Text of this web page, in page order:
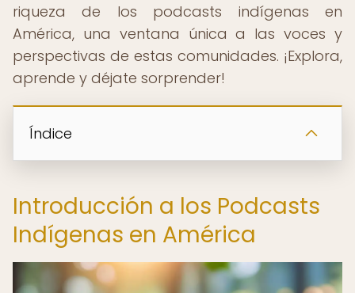
riqueza de los podcasts indígenas en
América, una ventana única a las voces y
perspectivas de estas comunidades. ¡Explora,
aprende y déjate sorprender!
Índice
Introducción a los Podcasts
Indígenas en América